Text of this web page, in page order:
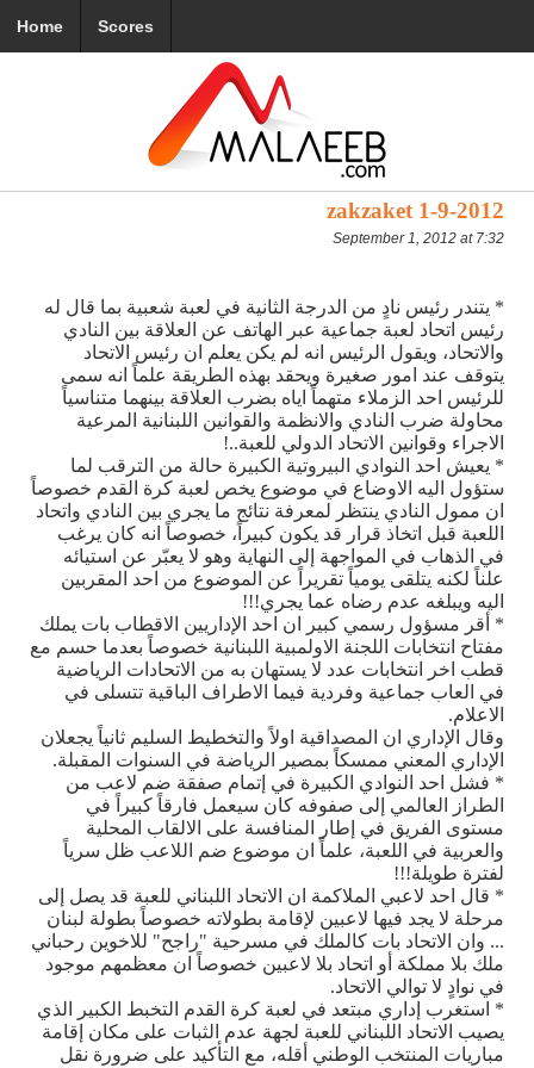
Home Scores
zakzaket 1-9-2012
September 1, 2012 at 7:32
* يتندر رئيس نادٍ من الدرجة الثانية في لعبة شعبية بما قال له
رئيس اتحاد لعبة جماعية عبر الهاتف عن العلاقة بين النادي
والاتحاد، ويقول الرئيس انه لم يكن يعلم ان رئيس الاتحاد
يتوقف عند امور صغيرة ويحقد بهذه الطريقة علماً انه سمى
للرئيس احد الزملاء متهماً اياه بضرب العلاقة بينهما متناسياً
محاولة ضرب النادي والانظمة والقوانين اللبنانية المرعية
الاجراء وقوانين الاتحاد الدولي للعبة..!
* يعيش احد النوادي البيروتية الكبيرة حالة من الترقب لما
ستؤول اليه الاوضاع في موضوع يخص لعبة كرة القدم خصوصاً
ان ممول النادي ينتظر لمعرفة نتائج ما يجري بين النادي واتحاد
اللعبة قبل اتخاذ قرار قد يكون كبيراً، خصوصاً انه كان يرغب
في الذهاب في المواجهة إلى النهاية وهو لا يعبّر عن استيائه
علناً لكنه يتلقى يومياً تقريراً عن الموضوع من احد المقربين
اليه ويبلغه عدم رضاه عما يجري!!!
* أقر مسؤول رسمي كبير ان احد الإداريين الاقطاب بات يملك
مفتاح انتخابات اللجنة الاولمبية اللبنانية خصوصاً بعدما حسم مع
قطب اخر انتخابات عدد لا يستهان به من الاتحادات الرياضية
في العاب جماعية وفردية فيما الاطراف الباقية تتسلى في
الاعلام.
وقال الإداري ان المصداقية اولاً والتخطيط السليم ثانياً يجعلان
الإداري المعني ممسكاً بمصير الرياضة في السنوات المقبلة.
* فشل احد النوادي الكبيرة في إتمام صفقة ضم لاعب من
الطراز العالمي إلى صفوفه كان سيعمل فارقاً كبيراً في
مستوى الفريق في إطار المنافسة على الالقاب المحلية
والعربية في اللعبة، علماً ان موضوع ضم اللاعب ظل سرياً
لفترة طويلة!!!
* قال احد لاعبي الملاكمة ان الاتحاد اللبناني للعبة قد يصل إلى
مرحلة لا يجد فيها لاعبين لإقامة بطولاته خصوصاً بطولة لبنان
... وان الاتحاد بات كالملك في مسرحية "راجح" للاخوين رحباني
ملك بلا مملكة أو اتحاد بلا لاعبين خصوصاً ان معظمهم موجود
في نوادٍ لا توالي الاتحاد.
* استغرب إداري مبتعد في لعبة كرة القدم التخبط الكبير الذي
يصيب الاتحاد اللبناني للعبة لجهة عدم الثبات على مكان إقامة
مباريات المنتخب الوطني أقله، مع التأكيد على ضرورة نقل